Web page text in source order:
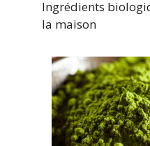
Ingrédients
la maison